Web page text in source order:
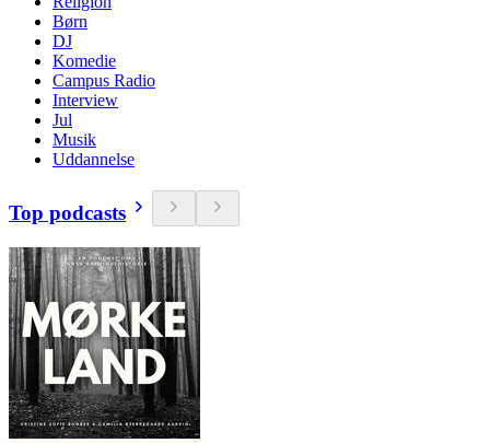
Børn
DJ
Komedie
Campus Radio
Interview
Jul
Musik
Uddannelse
Top podcasts